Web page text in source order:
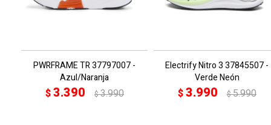
PWRFRAME TR 37797007 -
Azul/Naranja
$3.390 $3.990
Electrify Nitro 3 37845507 -
Verde Neón
$3.990 $5.990